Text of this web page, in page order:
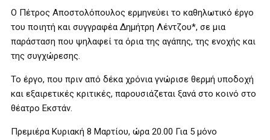
Ο Πέτρος Αποστολόπουλος ερμηνεύει το καθηλωτικό έργο
του ποιητή και συγγραφέα Δημήτρη Λέντζου*, σε μια
παράσταση που ψηλαφεί τα όρια της αγάπης, της ενοχής και
της συγχώρεσης.
Το έργο, που πριν από δέκα χρόνια γνώρισε θερμή υποδοχή
και εξαιρετικές κριτικές, παρουσιάζεται ξανά στο κοινό στο
θέατρο Εκστάν.
Πρεμιέρα Κυριακή 8 Μαρτίου, ώρα 20.00 Για 5 μόνο